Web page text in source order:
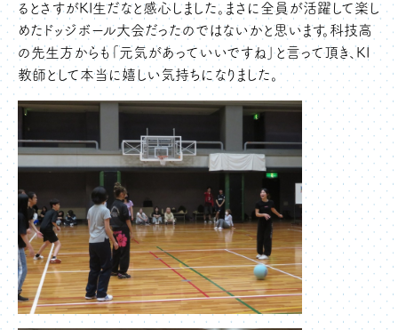
るとさすがKI生だなと感心しました。まさに全員が活躍して楽し
めたドッジボール大会だったのではないかと思います。科技高
の先生方からも「元気があっていいですね」と言って頂き、KI
教師として本当に嬉しい気持ちになりました。